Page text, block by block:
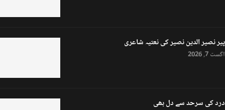
پیر نصیر الدین نصیر کی نعتیہ شاعری
اگست 7, 2026
درد کی سرحد سے دل بھی